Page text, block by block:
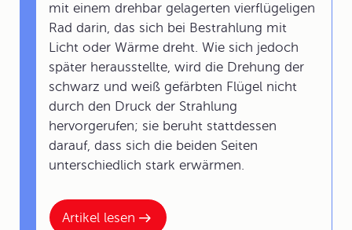
Artikel lesen
mit einem drehbar gelagerten vierflügeligen
Rad darin, das sich bei Bestrahlung mit
Licht oder Wärme dreht. Wie sich jedoch
später herausstellte, wird die Drehung der
schwarz und weiß gefärbten Flügel nicht
durch den Druck der Strahlung
hervorgerufen; sie beruht stattdessen
darauf, dass sich die beiden Seiten
unterschiedlich stark erwärmen.